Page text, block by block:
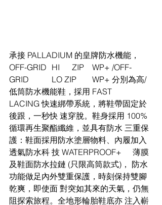
承接 PALLADIUM 的皇牌防水機能，
OFF-GRID	 HI	 ZIP	 WP+ /OFF-
GRID	 LO ZIP	 WP+ 分別為高/
低筒防水機能鞋，採用 FAST
LACING 快速綁帶系統，將鞋帶固定於
後跟，一秒快 速穿脫。鞋身採用 100%
循環再生聚酯纖維，並具有防水 三重保
護：鞋面採用防水塗層物料、內履加入
透氣防水科 技 WATERPROOF+	 薄膜
及鞋面防水拉鏈 (只限高筒款式)， 防水
功能做足內外雙重保護，時刻保持雙腳
乾爽，即使面 對突如其來的天氣，仍無
阻探索旅程。全地形輪胎鞋底亦 注入嶄